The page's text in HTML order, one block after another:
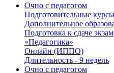
Очно с педагогом
Подготовительные курсы
Дополнительное
Подготовка к сдаче
«Педагогика»
Онлайн (ИППО)
Длительность - 9 недель
Очно с педагогом